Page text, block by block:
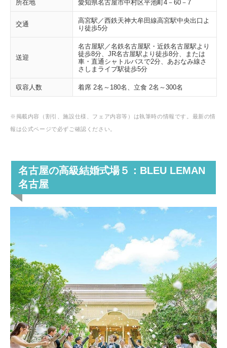
所在地 愛知県名古屋市中村区平池町4－60－7
交通
高宮駅／西鉄天神大牟田線高宮駅中央出口よ
り徒歩5分
送迎
名古屋駅／名鉄名古屋駅・近鉄名古屋駅より
徒歩8分、JR名古屋駅より徒歩8分、または
車・直通シャトルバスで2分、あおなみ線さ
さしまライブ駅徒歩5分
収容人数 着席 2名～180名、立食 2名～300名
※掲載内容（割引、施設仕様、フェア内容等）は執筆時の情報です。最新の情
報は公式ページで必ずご確認ください。
名古屋の高級結婚式場５：BLEU LEMAN
名古屋